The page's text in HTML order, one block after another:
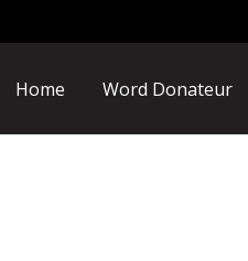
Home Word Donateur